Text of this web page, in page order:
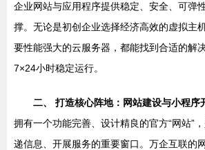
企业网站与应用程序提供稳定、安全、可弹
撑。无论是初创企业选择经济高效的虚拟主
要性能强大的云服务器，都能找到合适的解
7×24小时稳定运行。
二、 打造核心阵地：网站建设与小程序
拥有一个功能完善、设计精良的官方“网站”
递信息、开展服务的重要窗口。万企互联的